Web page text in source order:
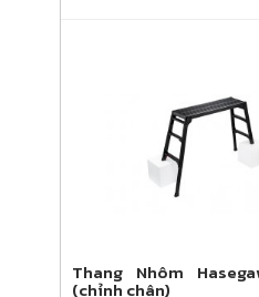
Thang Nhôm
(chỉnh chân)